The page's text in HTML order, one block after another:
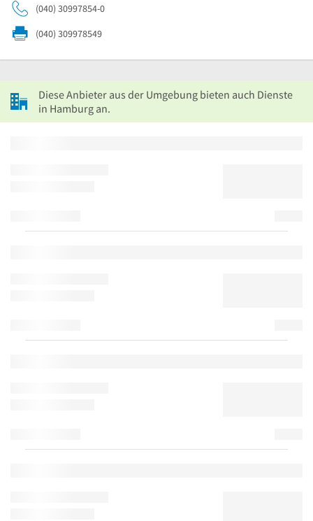
(040) 30997854-0
(040) 309978549
Diese Anbieter aus der Umgebung bieten auch Dienste
in Hamburg an.